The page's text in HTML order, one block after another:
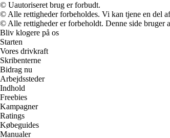
© Uautoriseret brug er forbudt.
© Alle rettigheder forbeholdes. Vi kan tjene en del
© Alle rettigheder er forbeholdt. Denne side bruger
Bliv klogere på os
Starten
Vores drivkraft
Skribenterne
Bidrag nu
Arbejdssteder
Indhold
Freebies
Kampagner
Ratings
Købeguides
Manualer